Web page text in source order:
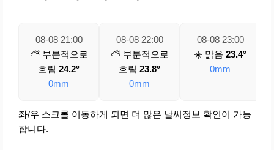
08-08 21:00
⛅ 부분적으로
흐림 24.2°
0mm
08-08 22:00
⛅ 부분적으로
흐림 23.8°
0mm
08-08 23:00
☀️ 맑음 23.4°
0mm
좌/우 스크롤 이동하게 되면 더 많은 날씨정보 확인이 가능
합니다.